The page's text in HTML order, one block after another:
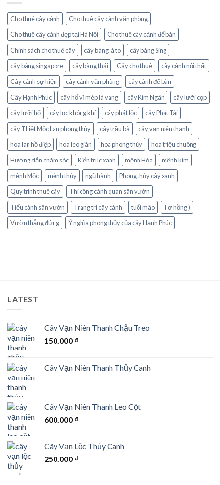
hoa
mắt
nai
Cho thuê cây cảnh
Cho thuê cây cảnh văn phòng
Cho thuê cây cảnh đẹp tại Hà Nội
Cho thuê cây cảnh để bàn
Chính sách cho thuê cây
cây bàng lá to
cây bàng Sing
cây bàng singapore
cây bàng thái Cây cho thuê
cây cảnh nội thất
Cây cảnh sự kiện
cây cảnh văn phòng
cây cảnh để bàn
Cây Hạnh Phúc
cây hổ vĩ mép lá vàng cây Kim Ngân
cây lưỡi cọp
cây lưỡi hổ
cây lọc không khí cây phát lộc
cây Phát Tài
cây Thiết Mộc Lan phong thủy
cây trầu bà
cây vạn niên thanh
hoa lan hồ điệp
hoa leo giàn hoa phong thủy
hoa triệu chuông
Hướng dẫn chăm sóc
Kiến trúc xanh mệnh Hỏa
mệnh kim
mệnh Mộc
mệnh thủy ngũ hành
Phong thủy cây xanh
Quy trình thuê cây
Thi công cảnh quan sân vườn
Tiểu cảnh sân vườn
Trang trí cây cảnh tuổi mão
Tơ hồng )
Vườn thẳng đứng
Ý nghĩa phong thủy của cây Hạnh Phúc
LATEST
Cây Vạn Niên Thanh Chậu Treo
150.000 ₫
Cây Vạn Niên Thanh Thủy Canh
Cây Vạn Niên Thanh Leo Cột
600.000 ₫
Cây Vạn Lộc Thủy Canh
250.000 ₫